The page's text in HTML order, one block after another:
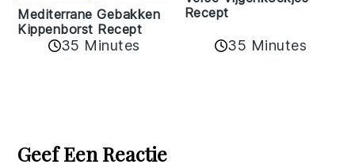
Mediterrane Gebakken
Kippenborst Recept
35 Minutes
Recept
35 Minutes
Interactions
Geef Een Reactie